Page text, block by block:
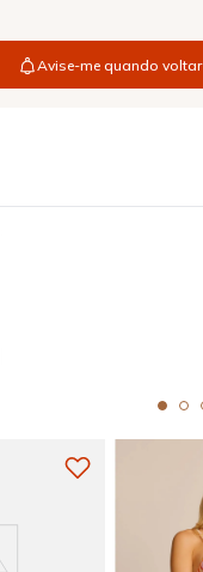
Avise-me quando voltar